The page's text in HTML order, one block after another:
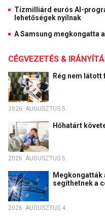
Tízmilliárd eurós AI-
lehetőségek nyílnak
A Samsung megkongatta
CÉGVEZETÉS &
Rég nem
2026. AUGUSZTUS 5.
Hőhatárt
2026. AUGUSZTUS 5.
Megkongatták
segíthetnek a
2026. AUGUSZTUS 4.